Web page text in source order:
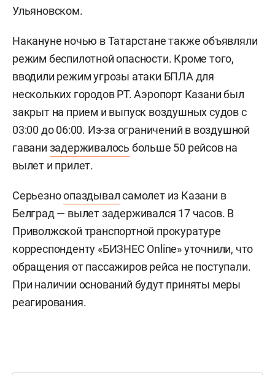
Ульяновском.
Накануне ночью в Татарстане также объявляли
режим беспилотной опасности. Кроме того,
вводили режим угрозы атаки БПЛА для
нескольких городов РТ. Аэропорт Казани был
закрыт на прием и выпуск воздушных судов с
03:00 до 06:00. Из-за ограничений в воздушной
гавани задерживалось больше 50 рейсов на
вылет и прилет.
Серьезноопаздывалсамолет из Казани в
Белград — вылет задерживался 17 часов. В
Приволжской транспортной прокуратуре
корреспонденту «БИЗНЕС Online» уточнили, что
обращения от пассажиров рейса не поступали.
При наличии оснований будут приняты меры
реагирования.